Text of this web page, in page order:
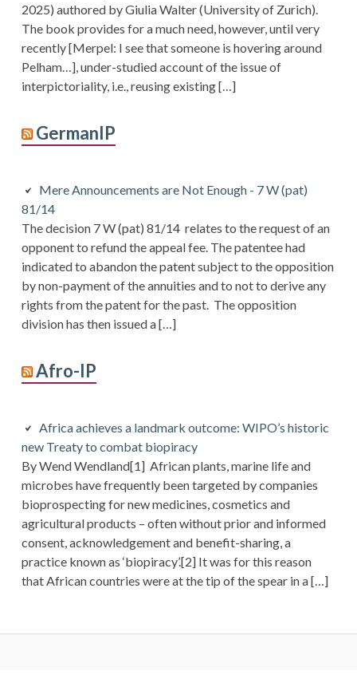
2025) authored by Giulia Walter (University of Zurich).
The book provides for a much need, however, until very
recently [Merpel: I see that someone is hovering around
Pelham…], under-studied account of the issue of
interpictoriality, i.e., reusing existing […]
GermanIP
Mere Announcements are Not Enough - 7 W (pat)
81/14
The decision 7 W (pat) 81/14 relates to the request of an
opponent to refund the appeal fee. The patentee had
indicated to abandon the patent subject to the opposition
by non-payment of the annuities and to not to derive any
rights from the patent for the past. The opposition
division has then issued a […]
Afro-IP
Africa achieves a landmark outcome: WIPO’s historic
new Treaty to combat biopiracy
By Wend Wendland[1] African plants, marine life and
microbes have frequently been targeted by companies
bioprospecting for new medicines, cosmetics and
agricultural products – often without prior and informed
consent, acknowledgement and benefit-sharing, a
practice known as ‘biopiracy’.[2] It was for this reason
that African countries were at the tip of the spear in a […]